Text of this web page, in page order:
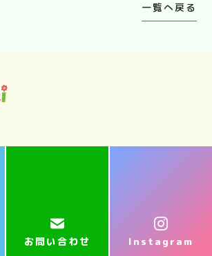
お問い合わせ Instagram
一覧へ戻る
ーの療育ステップ